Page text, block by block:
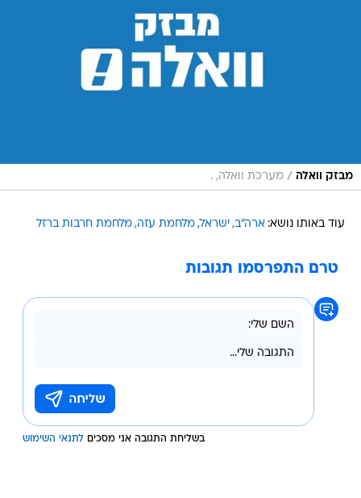
מבזק וואלה / מערכת וואלה, .
עוד באותו נושא: ארה"ב ישראל מלחמת עזה מלחמת חרבות ברזל
טרם התפרסמו תגובות
בשליחת התגובה אני מסכים לתנאי השימוש